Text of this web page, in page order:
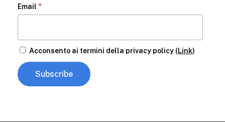
Email *
Acconsento ai termini della privacy policy (Link)